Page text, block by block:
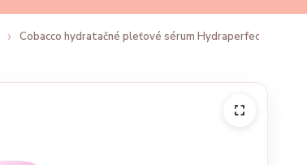
Cobacco hydratačné pleťové sérum Hydraperfector, 75ml